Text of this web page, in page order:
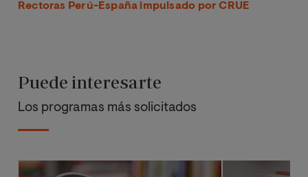
Rectoras Perú-España impulsado por CRUE
Puede interesarte
Los programas más solicitados